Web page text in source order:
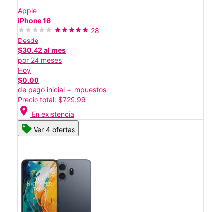
Apple
iPhone 16
28
Desde
$30.42 al mes
por 24 meses
Hoy
$0.00
de pago inicial + impuestos
Precio total: $729.99
location_on En existencia
Ver 4 ofertas